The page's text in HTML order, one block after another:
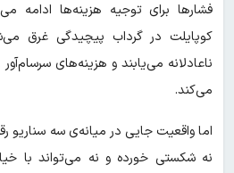
فشارها برای توجیه هزینه‌ها ادامه
کوپایلت در گرداب پیچیدگی غرق
می‌کند.
اما واقعیت جایی در میانه‌ی سه سناریو
نه شکستی خورده و نه می‌تواند با